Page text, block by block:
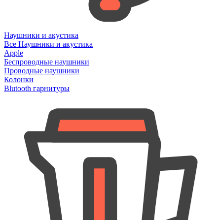
Наушники и акустика
Все Наушники и акустика
Apple
Беспроводные наушники
Проводные наушники
Колонки
Blutooth гарнитуры